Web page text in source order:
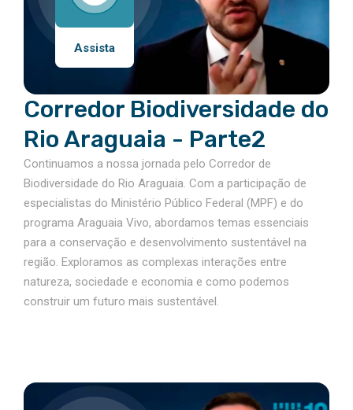
Assista
Corredor Biodiversidade do
Rio Araguaia - Parte2
Continuamos a nossa jornada pelo Corredor de
Biodiversidade do Rio Araguaia. Com a participação de
especialistas do Ministério Público Federal (MPF) e do
programa Araguaia Vivo, abordamos temas essenciais
para a conservação e desenvolvimento sustentável na
região. Exploramos as complexas interações entre
natureza, sociedade e economia e como podemos
construir um futuro mais sustentável.